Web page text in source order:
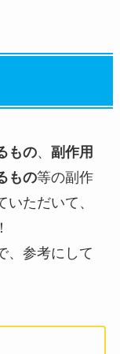
もの、 副作用
もの等の副作
ただいて、
、参考にして